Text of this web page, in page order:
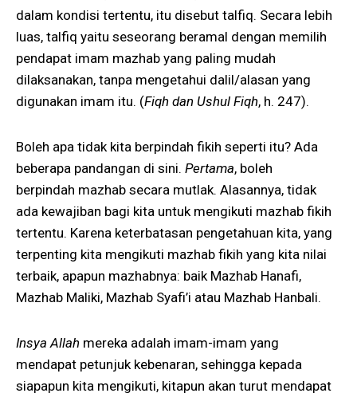
dalam kondisi tertentu, itu disebut talfiq. Secara lebih
luas, talfiq yaitu seseorang beramal dengan memilih
pendapat imam mazhab yang paling mudah
dilaksanakan, tanpa mengetahui dalil/alasan yang
digunakan imam itu. (Fiqh dan Ushul Fiqh, h. 247).
Boleh apa tidak kita berpindah fikih seperti itu? Ada
beberapa pandangan di sini. Pertama, boleh
berpindah mazhab secara mutlak. Alasannya, tidak
ada kewajiban bagi kita untuk mengikuti mazhab fikih
tertentu. Karena keterbatasan pengetahuan kita, yang
terpenting kita mengikuti mazhab fikih yang kita nilai
terbaik, apapun mazhabnya: baik Mazhab Hanafi,
Mazhab Maliki, Mazhab Syafi’i atau Mazhab Hanbali.
Insya Allah mereka adalah imam-imam yang
mendapat petunjuk kebenaran, sehingga kepada
siapapun kita mengikuti, kitapun akan turut mendapat